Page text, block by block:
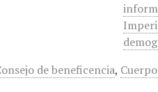
de beneficencia,